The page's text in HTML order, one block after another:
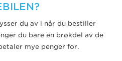
du av i når du bestiller
du bare en brøkdel av de
mye penger for.